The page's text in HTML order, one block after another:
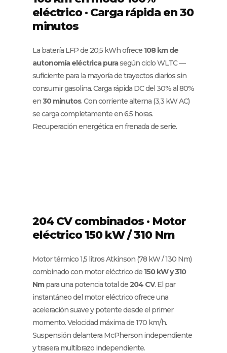
eléctrico · Carga rápida en 30
minutos
La batería LFP de 20,5 kWh ofrece 108 km de
autonomía eléctrica purasegún ciclo WLTC —
suficiente para la mayoría de trayectos diarios sin
consumir gasolina. Carga rápida DC del 30% al 80%
en30 minutos. Con corriente alterna (3,3 kW AC)
se carga completamente en 6,5 horas.
Recuperación energética en frenada de serie.
204 CV combinados · Motor
eléctrico 150 kW / 310 Nm
Motor térmico 1,5 litros Atkinson (78 kW / 130 Nm)
combinado con motor eléctrico de 150 kW y 310
Nmpara una potencia total de204 CV. El par
instantáneo del motor eléctrico ofrece una
aceleración suave y potente desde el primer
momento. Velocidad máxima de 170 km/h.
Suspensión delantera McPherson independiente
y trasera multibrazo independiente.